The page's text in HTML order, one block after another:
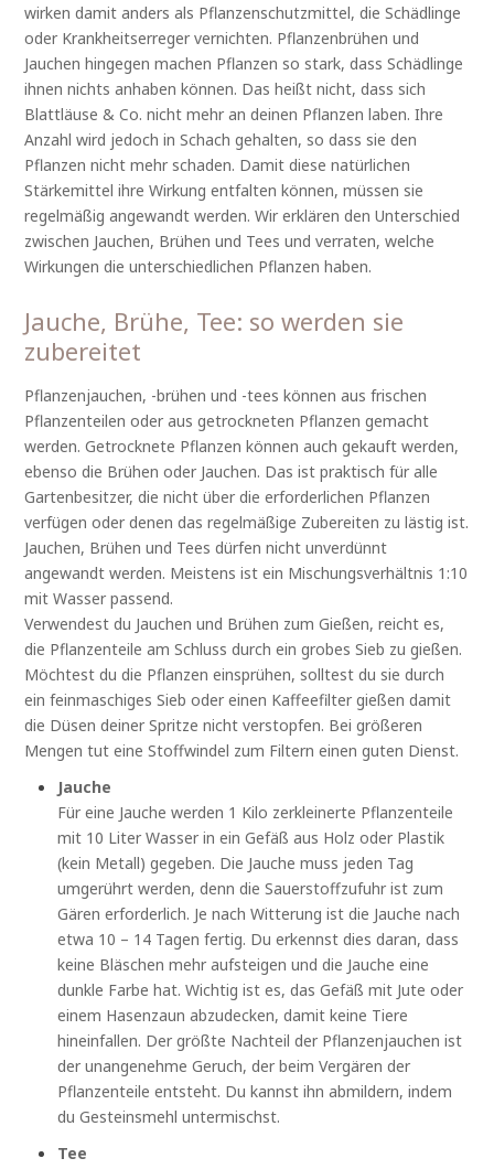
wirken damit anders als Pflanzenschutzmittel, die Schädlinge
oder Krankheitserreger vernichten. Pflanzenbrühen und
Jauchen hingegen machen Pflanzen so stark, dass Schädlinge
ihnen nichts anhaben können. Das heißt nicht, dass sich
Blattläuse & Co. nicht mehr an deinen Pflanzen laben. Ihre
Anzahl wird jedoch in Schach gehalten, so dass sie den
Pflanzen nicht mehr schaden. Damit diese natürlichen
Stärkemittel ihre Wirkung entfalten können, müssen sie
regelmäßig angewandt werden. Wir erklären den Unterschied
zwischen Jauchen, Brühen und Tees und verraten, welche
Wirkungen die unterschiedlichen Pflanzen haben.
Jauche, Brühe, Tee: so werden sie
zubereitet
Pflanzenjauchen, -brühen und -tees können aus frischen
Pflanzenteilen oder aus getrockneten Pflanzen gemacht
werden. Getrocknete Pflanzen können auch gekauft werden,
ebenso die Brühen oder Jauchen. Das ist praktisch für alle
Gartenbesitzer, die nicht über die erforderlichen Pflanzen
verfügen oder denen das regelmäßige Zubereiten zu lästig ist.
Jauchen, Brühen und Tees dürfen nicht unverdünnt
angewandt werden. Meistens ist ein Mischungsverhältnis 1:10
mit Wasser passend.
Verwendest du Jauchen und Brühen zum Gießen, reicht es,
die Pflanzenteile am Schluss durch ein grobes Sieb zu gießen.
Möchtest du die Pflanzen einsprühen, solltest du sie durch
ein feinmaschiges Sieb oder einen Kaffeefilter gießen damit
die Düsen deiner Spritze nicht verstopfen. Bei größeren
Mengen tut eine Stoffwindel zum Filtern einen guten Dienst.
Jauche
Für eine Jauche werden 1 Kilo zerkleinerte Pflanzenteile
mit 10 Liter Wasser in ein Gefäß aus Holz oder Plastik
(kein Metall) gegeben. Die Jauche muss jeden Tag
umgerührt werden, denn die Sauerstoffzufuhr ist zum
Gären erforderlich. Je nach Witterung ist die Jauche nach
etwa 10 – 14 Tagen fertig. Du erkennst dies daran, dass
keine Bläschen mehr aufsteigen und die Jauche eine
dunkle Farbe hat. Wichtig ist es, das Gefäß mit Jute oder
einem Hasenzaun abzudecken, damit keine Tiere
hineinfallen. Der größte Nachteil der Pflanzenjauchen ist
der unangenehme Geruch, der beim Vergären der
Pflanzenteile entsteht. Du kannst ihn abmildern, indem
du Gesteinsmehl untermischst.
Tee